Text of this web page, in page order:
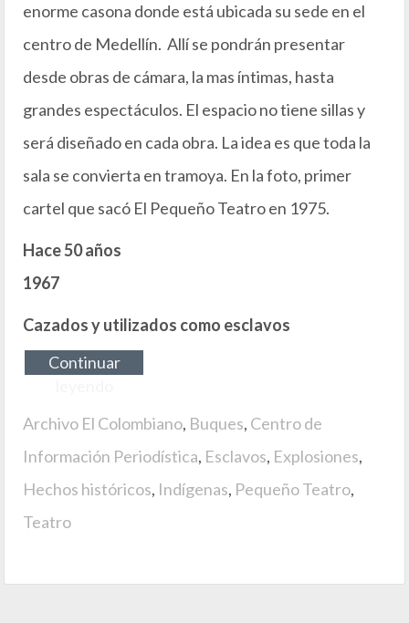
enorme casona donde está ubicada su sede en el
centro de Medellín. Allí se pondrán presentar
desde obras de cámara, la mas íntimas, hasta
grandes espectáculos. El espacio no tiene sillas y
será diseñado en cada obra. La idea es que toda la
sala se convierta en tramoya. En la foto, primer
cartel que sacó El Pequeño Teatro en 1975.
Hace 50 años
1967
Cazados y utilizados como esclavos
Continuar
Archivo El Colombiano, Buques, Centro de
Información Periodística, Esclavos, Explosiones,
Hechos históricos, Indígenas, Pequeño Teatro,
Teatro